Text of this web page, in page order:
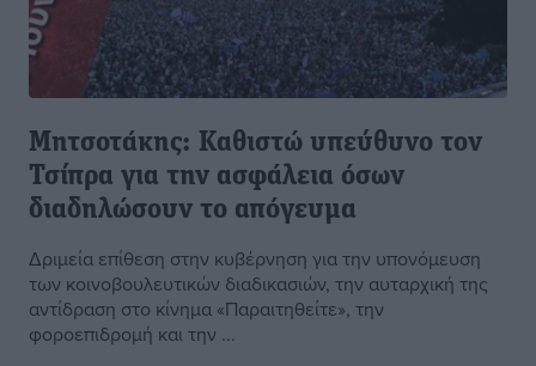
Μητσοτάκης: Καθιστώ υπεύθυνο τον
Τσίπρα για την ασφάλεια όσων
διαδηλώσουν το απόγευμα
Δριμεία επίθεση στην κυβέρνηση για την υπονόμευση
των κοινοβουλευτικών διαδικασιών, την αυταρχική της
αντίδραση στο κίνημα «Παραιτηθείτε», την
φοροεπιδρομή και την ...